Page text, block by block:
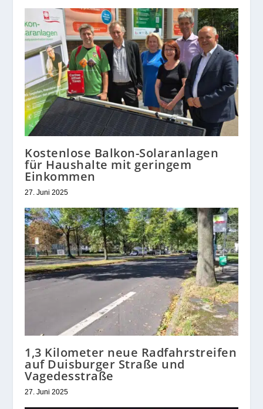
Kostenlose Balkon-Solaranlagen
für Haushalte mit geringem
Einkommen
27. Juni 2025
1,3 Kilometer neue Radfahrstreifen
auf Duisburger Straße und
Vagedesstraße
27. Juni 2025